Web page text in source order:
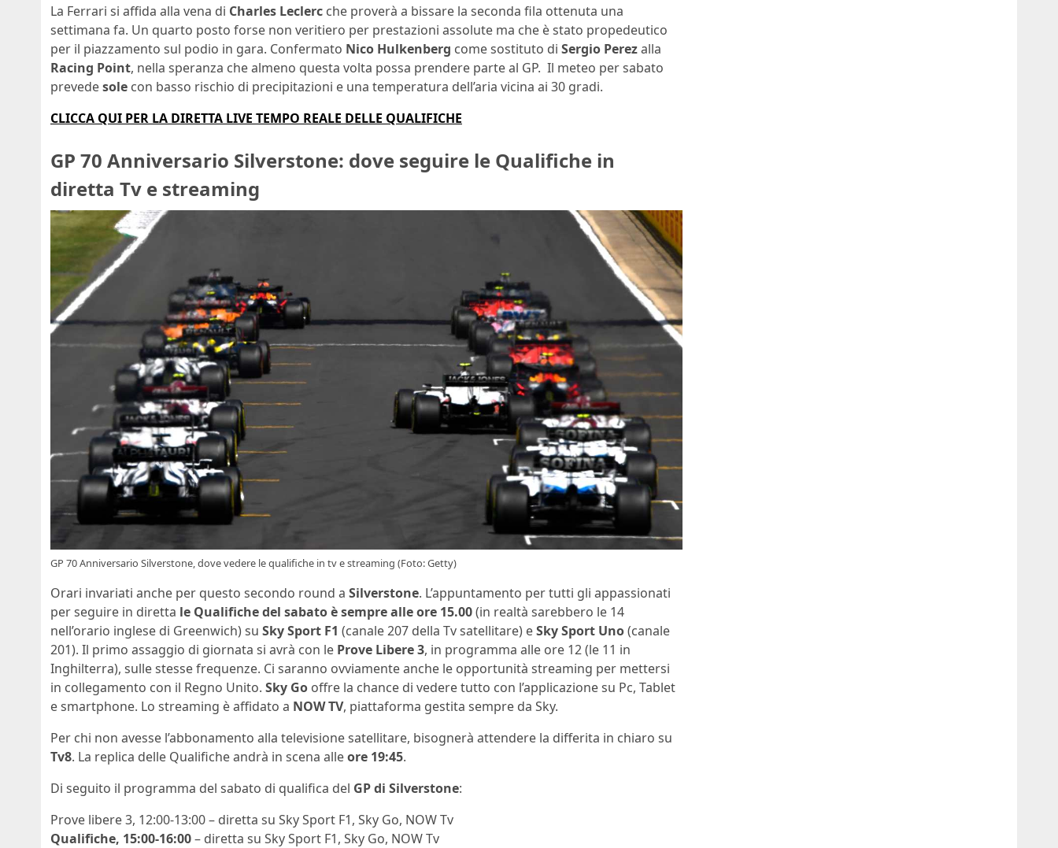
La Ferrari si affida alla vena di Charles Leclerc che proverà a bissare la seconda fila ottenuta una
settimana fa. Un quarto posto forse non veritiero per prestazioni assolute ma che è stato propedeutico
per il piazzamento sul podio in gara. Confermato Nico Hulkenberg come sostituto di Sergio Perezalla
Racing Point, nella speranza che almeno questa volta possa prendere parte al GP. Il meteo per sabato
prevedesole con basso rischio di precipitazioni e una temperatura dell’aria vicina ai 30 gradi.
CLICCA QUI PER LA DIRETTA LIVE TEMPO REALE DELLE QUALIFICHE
GP 70 Anniversario Silverstone: dove seguire le Qualifiche in
diretta Tv e streaming
GP 70 Anniversario Silverstone, dove vedere le qualifiche in tv e streaming (Foto: Getty)
Orari invariati anche per questo secondo round a Silverstone. L’appuntamento per tutti gli appassionati
per seguire in diretta le Qualifiche del sabato è sempre alle ore 15.00(in realtà sarebbero le 14
nell’orario inglese di Greenwich) su Sky Sport F1 (canale 207 della Tv satellitare) eSky Sport Uno(canale
201). Il primo assaggio di giornata si avrà con le Prove Libere 3, in programma alle ore 12 (le 11 in
Inghilterra), sulle stesse frequenze. Ci saranno ovviamente anche le opportunità streaming per mettersi
in collegamento con il Regno Unito. Sky Go offre la chance di vedere tutto con l’applicazione su Pc, Tablet
e smartphone. Lo streaming è affidato a NOW TV, piattaforma gestita sempre da Sky.
Per chi non avesse l’abbonamento alla televisione satellitare, bisognerà attendere la differita in chiaro su
Tv8. La replica delle Qualifiche andrà in scena alleore 19:45.
Di seguito il programma del sabato di qualifica del GP di Silverstone:
Prove libere 3, 12:00-13:00 – diretta su Sky Sport F1, Sky Go, NOW Tv
Qualifiche, 15:00-16:00– diretta su Sky Sport F1, Sky Go, NOW Tv